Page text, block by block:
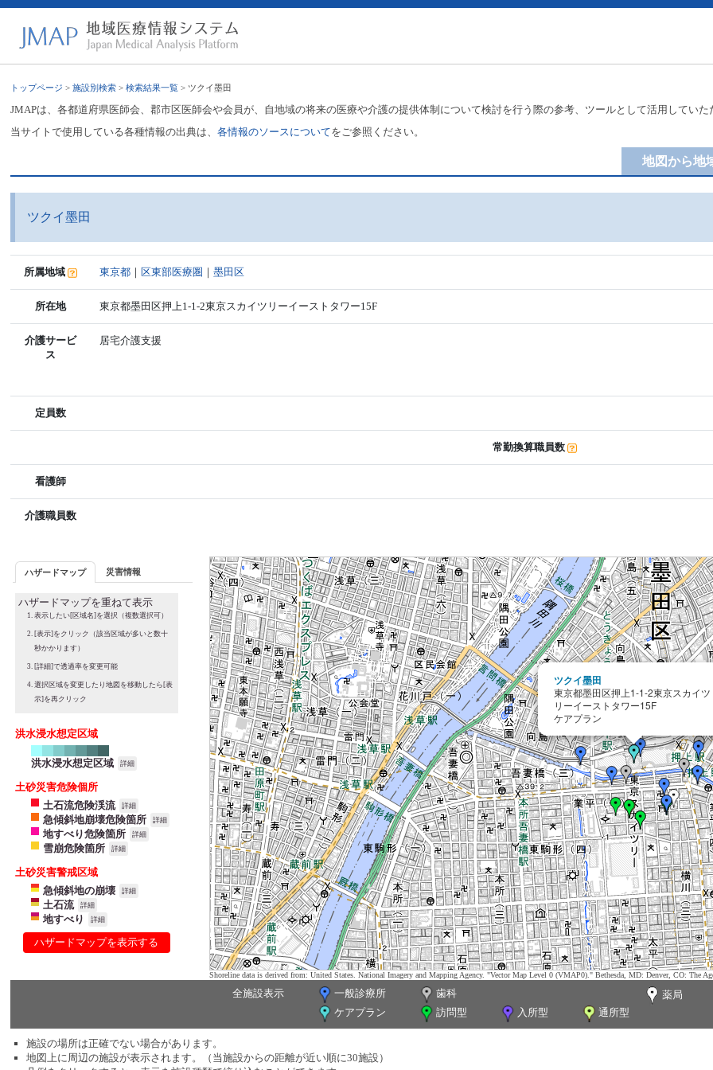
トップページ >施設別検索 >検索結果一覧 > ツクイ墨田
JMAPは、各都道府県医師会、郡市区医師会や会員が、自地域の将来の医療や介護の提供体制について検討を行う際の参考、ツールとして活用してい
当サイトで使用している各種情報の出典は、各情報のソースについてをご参照ください。
地図から地
ツクイ墨田
所属地域 東京都 ｜ 区東部医療圏 ｜墨田区
所在地 東京都墨田区押上1-1-2東京スカイツリーイーストタワー15F
介護サービ
ス
居宅介護支援
定員数
常勤換算職員数
看護師
介護職員数
ハザードマップ 災害情報
ハザードマップを重ねて表示
表示したい[区域名]を選択（複数選択可）
[表示]をクリック（該当区域が多いと数十
秒かかります）
[詳細]で透過率を変更可能
選択区域を変更したり地図を移動したら[表
示]を再クリック
洪水浸水想定区域
洪水浸水想定区域 詳細
土砂災害危険個所
土石流危険渓流
詳細
急傾斜地崩壊危険箇所 詳細
地すべり危険箇所 詳細
雪崩危険箇所 詳細
土砂災害警戒区域
急傾斜地の崩壊
詳細
土石流 詳細
地すべり 詳細
ハザードマップを表示する
ツクイ墨田
東京都墨田区押上1-1-2東京スカイツ
リーイーストタワー15F
ケアプラン
Shoreline data is derived from: United States. National Imagery and Mapping Agency. "Vector Map Level 0 (VMAP0)." Bethesda, MD: Denver, CO: The
全施設表示 一般診療所 歯科
薬局
ケアプラン
訪問型 入所型 通所型
施設の場所は正確でない場合があります。
地図上に周辺の施設が表示されます。（当施設からの距離が近い順に30施設）